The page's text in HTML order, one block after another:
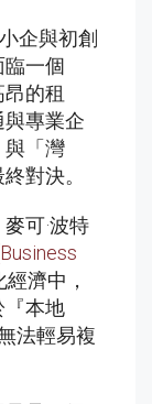
企與初創
一個
的租
專業企
與「灣
對決。
可·波特
濟中，
『本地
法輕易複